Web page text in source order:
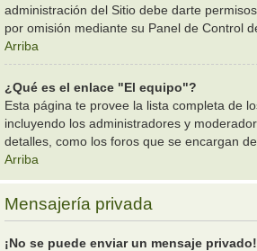
administración del Sitio debe darte
por omisión mediante su Panel de Control
Arriba
¿Qué es el enlace "El equipo"?
Esta página te provee la lista completa de
incluyendo los administradores y
detalles, como los foros que se encargan
Arriba
Mensajería privada
¡No se puede enviar un mensaje privado!